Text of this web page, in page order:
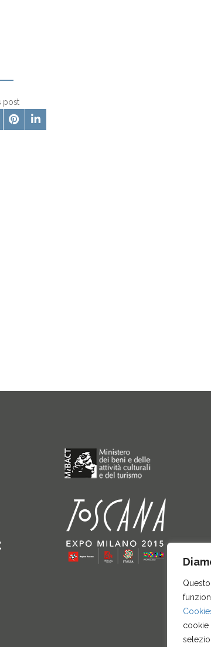
cookie
post